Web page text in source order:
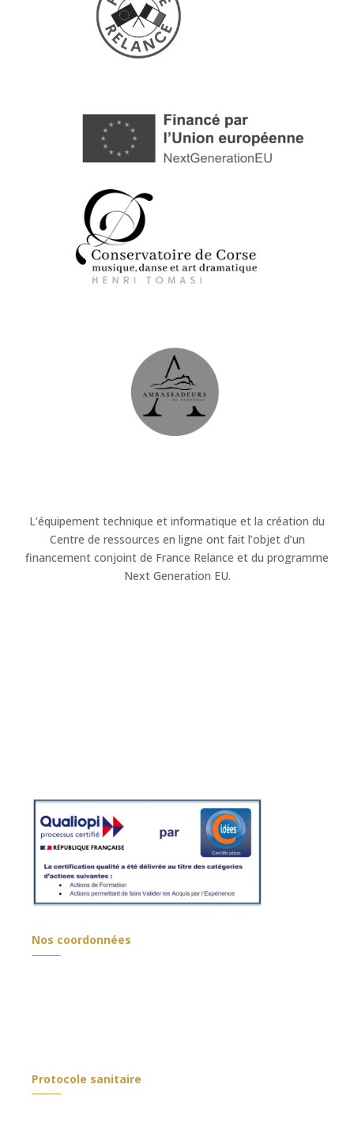
L’équipement technique et informatique et la création du
Centre de ressources en ligne ont fait l’objet d’un
financement conjoint de France Relance et du programme
Next Generation EU.
Nos coordonnées
Protocole sanitaire